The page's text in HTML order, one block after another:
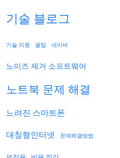
기술 블로그
기술 지원 꿀팁 네이버
노이즈 제거 소프트웨어
노트북 문제 해결
느려진 스마트폰
대칭형인터넷
문제해결방법